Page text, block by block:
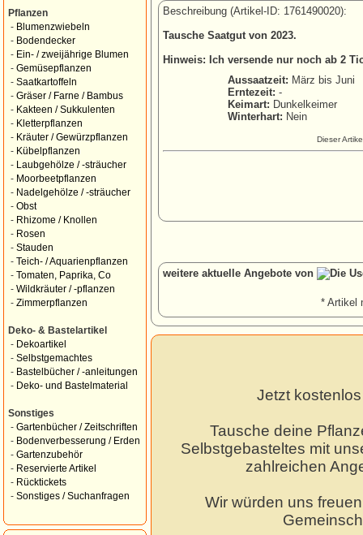
Pflanzen
- Blumenzwiebeln
- Bodendecker
- Ein- / zweijährige Blumen
- Gemüsepflanzen
- Saatkartoffeln
- Gräser / Farne / Bambus
- Kakteen / Sukkulenten
- Kletterpflanzen
- Kräuter / Gewürzpflanzen
- Kübelpflanzen
-
Laubgehölze / -sträucher
- Moorbeetpflanzen
- Nadelgehölze / -sträucher
- Obst
- Rhizome / Knollen
- Rosen
- Stauden
- Teich- / Aquarienpflanzen
- Tomaten, Paprika, Co
- Wildkräuter / -pflanzen
- Zimmerpflanzen
Deko- & Bastelartikel
- Dekoartikel
- Selbstgemachtes
- Bastelbücher / -anleitungen
- Deko- und Bastelmaterial
Sonstiges
- Gartenbücher / Zeitschriften
- Bodenverbesserung / Erden
- Gartenzubehör
- Reservierte Artikel
- Rücktickets
- Sonstiges / Suchanfragen
Beschreibung (Artikel-ID: 1761490020):
Tausche Saatgut von 2023.
Hinweis: Ich versende nur noch ab 2
Aussaatzeit: März bis Juni
Erntezeit: -
Keimart: Dunkelkeimer
Winterhart: Nein
Dieser
weitere aktuelle Angebote von
* Artikel
Jetzt
Tausche deine
Selbstgebasteltes mit
zahlreichen
Wir würden uns